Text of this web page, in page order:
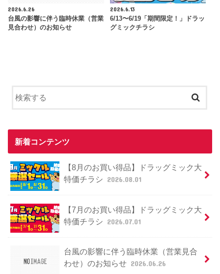
2026.6.26
台風の影響に伴う臨時休業（営業
見合わせ）のお知らせ
2026.6.13
6/13〜6/19「期間限定！」ドラッ
グミックチラシ
新着コンテンツ
【8月のお買い得品】ドラッグミック大
特価チラシ 2026.08.01
【7月のお買い得品】ドラッグミック大
特価チラシ 2026.07.01
台風の影響に伴う臨時休業（営業見合
わせ）のお知らせ 2026.06.26